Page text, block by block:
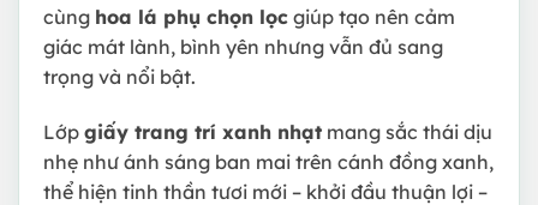
cùng hoa lá phụ chọn lọc giúp tạo nên cảm
giác mát lành, bình yên nhưng vẫn đủ sang
trọng và nổi bật.
Lớp giấy trang trí xanh nhạt mang sắc thái dịu
nhẹ như ánh sáng ban mai trên cánh đồng xanh,
thể hiện tinh thần tươi mới – khởi đầu thuận lợi –